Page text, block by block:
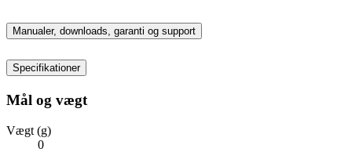
Manualer, downloads, garanti og support
Specifikationer
Mål og vægt
Vægt (g)
0